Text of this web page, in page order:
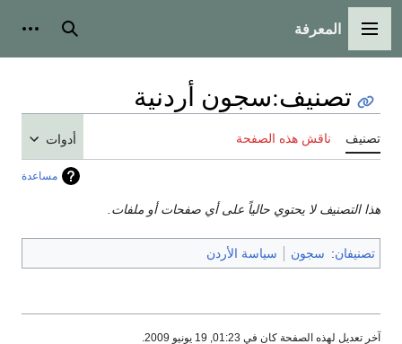
القائمة الرئيسية
المعرفة بحث
تصنيف:سجون أردنية
تصنيف ناقش هذه الصفحة أدوات
مساعدة
هذا التصنيف لا يحتوي حالياً على أي صفحات أو ملفات.
تصنيفان: سجون سياسة الأردن
آخر تعديل لهذه الصفحة كان في 01:23, 19 يونيو 2009.